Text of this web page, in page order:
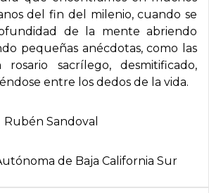
del fin del milenio, cuando se
de la mente abriendo
pequeñas anécdotas, como las
sacrílego, desmitificado,
entre los dedos de la vida.
Rubén Sandoval
de Baja California Sur